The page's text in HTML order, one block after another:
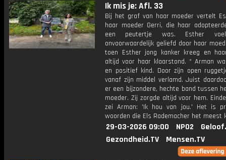
Ik mis je: Afl. 33
Bij het graf van haar moeder vertelt
haar moeder Gerri, die haar
een peutertje was. Esther
onvoorwaardelijk geliefd door haar
toen Esther jong kanker kreeg en
altijd voor haar klaarstond. * Arman
en positief kind. Door zijn open
vanaf zijn middel verlamd. Juist
er een bijzondere, hechte band tussen
moeder. Zij zorgde altijd voor hem.
zei Arman: 'Ik hou van jou.' Het is
woorden die Els Rademacher het meest
29-03-2026 09:00 NPO2
Gezondheid.TV
Mensen.TV